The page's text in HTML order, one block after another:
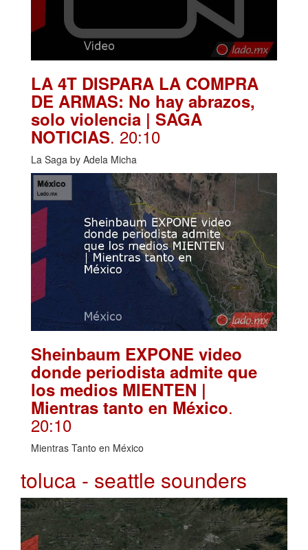
LA 4T DISPARA LA COMPRA
DE ARMAS: No hay abrazos,
solo violencia | SAGA
NOTICIAS. 20:10
La Saga by Adela Micha
Sheinbaum EXPONE video
donde periodista admite que
los medios MIENTEN |
Mientras tanto en México.
20:10
Mientras Tanto en México
toluca - seattle sounders